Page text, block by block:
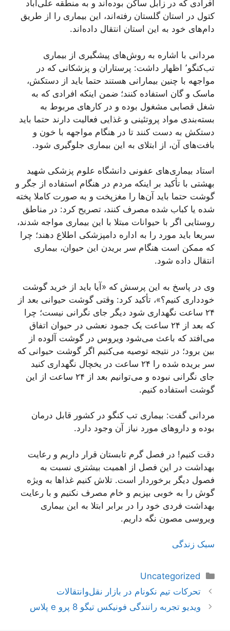
افرادی که در زابل ساکن بوده‌اند و به منطقه علی‌آباد
کتول در استان گلستان رفته‌اند، این بیماری را از طریق
دام‌های خود به این استان انتقال داده‌اند.
مردانی با اشاره به روش‌های پیشگیری از بیماری
تب‌کنگو٬ اظهار داشت: پرستاران و پزشکانی که در
مواجهه با چنین بیمارانی هستند حتما باید از دستکش،
ماسک و گان استفاده کنند؛ ضمن اینکه افرادی که به
شغل قصابی مشغول بوده و در کار‌های مربوط به
بسته‌بندی مواد پروتئینی و غذایی فعالیت دارند حتما باید
دستکش به دست کنند تا در هنگام مواجهه با خون و
بافت‌های آن، از ابتلای به این بیماری جلوگیری شود.
استاد بیماری‌های عفونی دانشگاه علوم پزشکی شهید
بهشتی با تأکید بر اینکه مردم در هنگام استفاده از جگر و
گوشت حتما باید آن‌ها را مغزپخت و به صورت کاملا پخته
شده یا کباب شده مصرف کنند، تصریح کرد: در مناطق
روستایی اگر با حیوانات مبتلا با این بیماری مواجه شدند،
سریعا باید مورد را به اداره دامپزشکی اطلاع دهند؛ چرا
که ممکن است هنگام سر بریدن این حیوان، بیماری
انتقال داده شود.
وی در پاسخ به این پرسش که «آیا باید از خرید گوشت
خودداری کنیم؟»، تأکید کرد: وقتی گوشت حیوانی بعد از
۲۴ ساعت نگهداری شود دیگر جای نگرانی نیست؛ چرا
که بعد از ۲۴ ساعت یک جمود نعشی در حیوان اتفاق
می‌افتد که باعث می‌شود ویروس در گوشت آلوده از
بین برود؛ در نتیجه توصیه می‌کنیم اگر گوشت حیوانی که
سر بریده شده را ۲۴ ساعت در یخچال نگهداری کنید
جای نگرانی نبوده و می‌توانیم بعد از ۲۴ ساعت از این
گوشت استفاده کنیم.
مردانی گفت: بیماری تب کنگو در کشور قابل درمان
بوده و دارو‌های مورد نیاز آن وجود دارد.
دقت کنیم! در فصل گرم تابستان قرار داریم و رعایت
بهداشت در این فصل از اهمیت بیشتری نسبت به
فصول دیگر برخوردار است. تلاش کنیم غذا‌ها به ویژه
گوش را به خوبی ب‍پزیم و خام مصرف نکنیم و با رعایت
بهداشت فردی خود را در برابر ابتلا به این بیماری
ویروسی مصون نگه داریم.
سبک زندگی
دسته‌ها
Uncategorized
ناوبری
نوشته‌ها
تحرکات تیم نکونام در بازار نقل‌و‌انتقالات
ویدیو تجربه رانندگی فونیکس تیگو 8 پرو e پلاس